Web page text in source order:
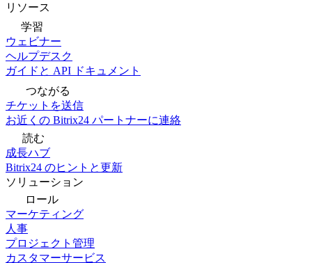
リソース
学習
ウェビナー
ヘルプデスク
ガイドと API ドキュメント
つながる
チケットを送信
お近くの Bitrix24 パートナーに連絡
読む
成長ハブ
Bitrix24 のヒントと更新
ソリューション
ロール
マーケティング
人事
プロジェクト管理
カスタマーサービス